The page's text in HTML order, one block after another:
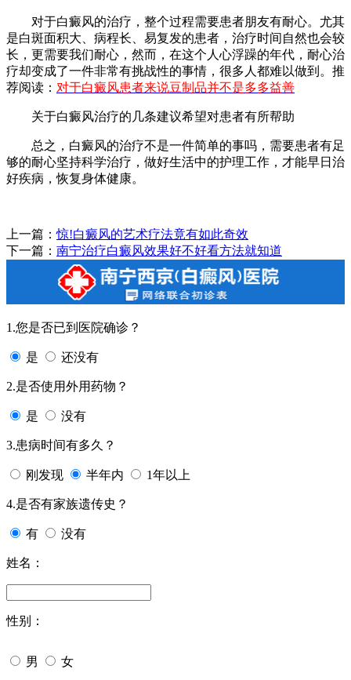
对于白癜风的治疗，整个过程需要患者朋友有耐心。尤其
是白斑面积大、病程长、易复发的患者，治疗时间自然也会较
长，更需要我们耐心，然而，在这个人心浮躁的年代，耐心治
疗却变成了一件非常有挑战性的事情，很多人都难以做到。推
荐阅读： 对于白癜风患者来说豆制品并不是多多益善
关于白癜风治疗的几条建议希望对患者有所帮助
总之，白癜风的治疗不是一件简单的事吗，需要患者有足
够的耐心坚持科学治疗，做好生活中的护理工作，才能早日治
好疾病，恢复身体健康。
上一篇：惊!白癜风的艺术疗法竟有如此奇效
下一篇： 南宁治疗白癜风效果好不好看方法就知道
1.您是否已到医院确诊？
是 还没有
2.是否使用外用药物？
是 没有
3.患病时间有多久？
刚发现 半年内 1年以上
4.是否有家族遗传史？
有 没有
姓名：
性别：
男 女